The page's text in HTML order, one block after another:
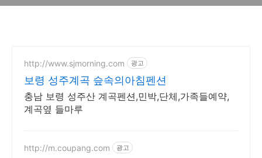
http://www.sjmorning.com 광고
보령 성주계곡 슾속의아침펜션
충남 보령 성주산 계곡펜션,민박,단체,가족들예약,
계곡옆 들마루
http://m.coupang.com 광고